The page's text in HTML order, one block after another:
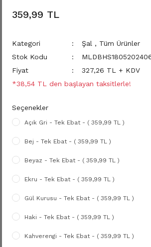
359,99 TL
Kategori Şal , Tüm Ürünler
Stok Kodu
Fiyat
327,26 TL + KDV
*38,54 TL den başlayan taksitlerle!
Seçenekler
Açık Gri - Tek Ebat - ( 359,99 TL )
Bej - Tek Ebat - ( 359,99 TL )
Beyaz - Tek Ebat - ( 359,99 TL )
Ekru - Tek Ebat - ( 359,99 TL )
Gül Kurusu - Tek Ebat - ( 359,99 TL )
Haki - Tek Ebat - ( 359,99 TL )
Kahverengi - Tek Ebat - ( 359,99 TL )